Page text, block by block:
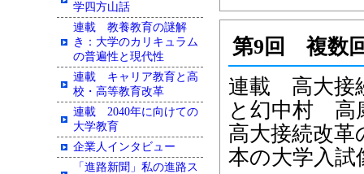
第9回 複数
連載 高大接
と幻中村 高
高大接続改
本の大学入
学四方山話
連載 教養教育の謎解
き：大学のカリキュラム
の普遍性と現代性
連載 キャリア教育と高
校・高等教育改革
連載 2040年に向けての
大学教育
企業人インタビュー
「進路新聞」私の進路ス